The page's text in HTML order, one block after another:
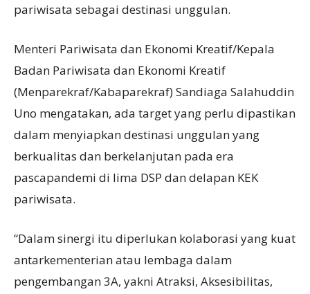
pariwisata sebagai destinasi unggulan.
Menteri Pariwisata dan Ekonomi Kreatif/Kepala
Badan Pariwisata dan Ekonomi Kreatif
(Menparekraf/Kabaparekraf) Sandiaga Salahuddin
Uno mengatakan, ada target yang perlu dipastikan
dalam menyiapkan destinasi unggulan yang
berkualitas dan berkelanjutan pada era
pascapandemi di lima DSP dan delapan KEK
pariwisata.
“Dalam sinergi itu diperlukan kolaborasi yang kuat
antarkementerian atau lembaga dalam
pengembangan 3A, yakni Atraksi, Aksesibilitas,